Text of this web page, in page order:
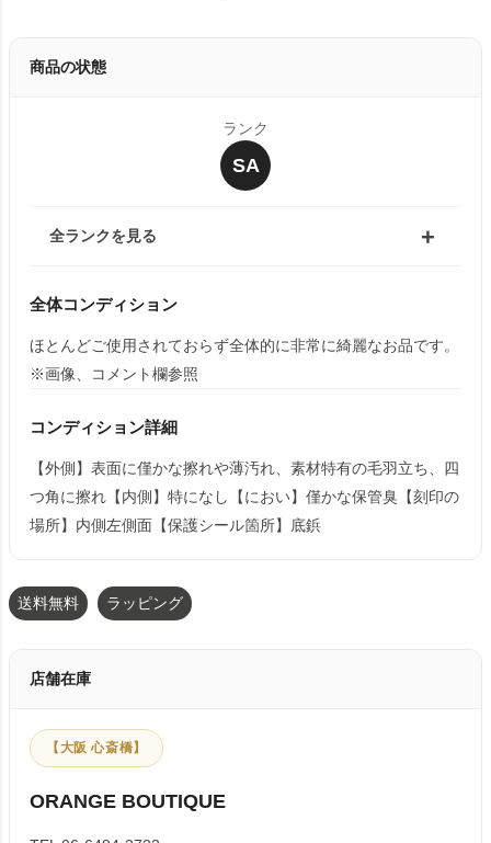
商品の状態
ランク
SA
全ランクを見る
全体コンディション
ほとんどご使用されておらず全体的に非常に綺麗なお品です。
※画像、コメント欄参照
コンディション詳細
【外側】表面に僅かな擦れや薄汚れ、素材特有の毛羽立ち、四
つ角に擦れ【内側】特になし【におい】僅かな保管臭【刻印の
場所】内側左側面【保護シール箇所】底鋲
送料無料 ラッピング
店舗在庫
【大阪 心斎橋】
ORANGE BOUTIQUE